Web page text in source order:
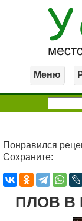
Меню
Понравился
Сохраните:
ПЛОВ В